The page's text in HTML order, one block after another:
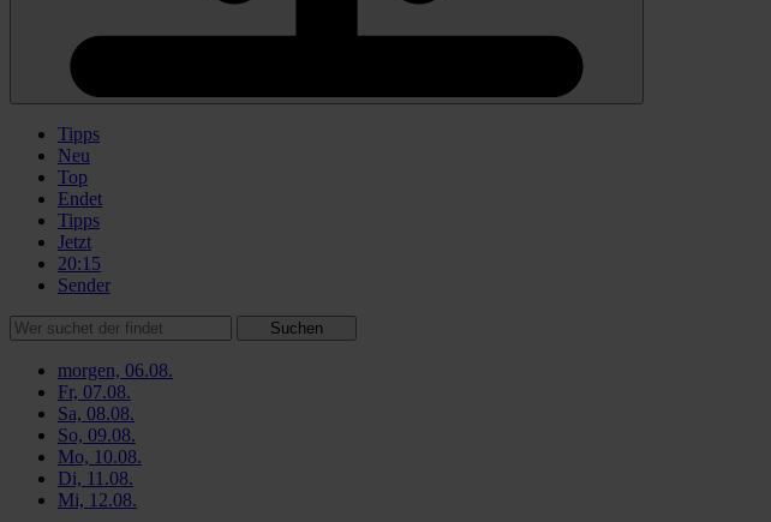
Tipps
Neu
Top
Endet
Tipps
Jetzt
20:15
Sender
Suchen
morgen, 06.08.
Fr, 07.08.
Sa, 08.08.
So, 09.08.
Mo, 10.08.
Di, 11.08.
Mi, 12.08.